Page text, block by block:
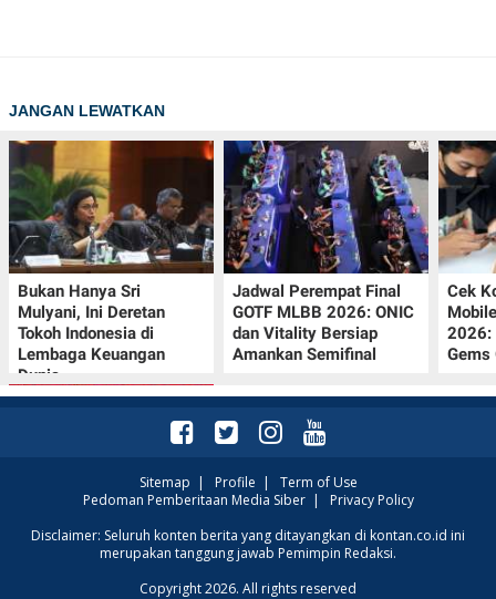
JANGAN LEWATKAN
Bukan Hanya Sri
Mulyani, Ini Deretan
Tokoh Indonesia di
Lembaga Keuangan
Dunia
Jadwal Perempat Final
GOTF MLBB 2026: ONIC
dan Vitality Bersiap
Amankan Semifinal
Cek
2026:
Gems
Promo JSM Superindo
7–9 Agustus 2026,
Sitemap | Profile | Term of Use
Pedoman Pemberitaan Media Siber| Privacy Policy
Disclaimer: Seluruh konten berita yang ditayangkan di kontan.co.id ini
merupakan tanggung jawab Pemimpin Redaksi.
Copyright 2026. All rights reserved